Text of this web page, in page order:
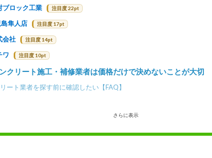
ブロック工業 注目度 22pt
隼人店 注目度 17pt
会社 注目度 14pt
ワ 注目度 10pt
クリート施工・補修業者は価格だけで決めないことが大切
ート業者を探す前に確認したい【FAQ】
さらに表示